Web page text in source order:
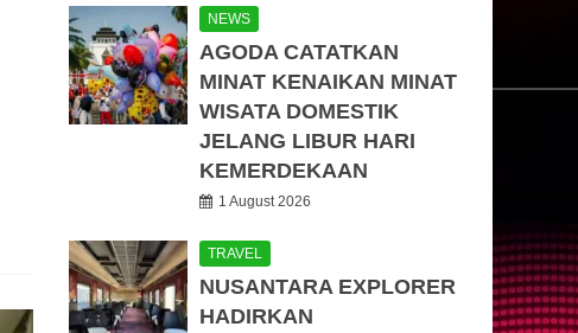
NEWS
AGODA CATATKAN
MINAT KENAIKAN MINAT
WISATA DOMESTIK
JELANG LIBUR HARI
KEMERDEKAAN
1 August 2026
TRAVEL
NUSANTARA EXPLORER
HADIRKAN